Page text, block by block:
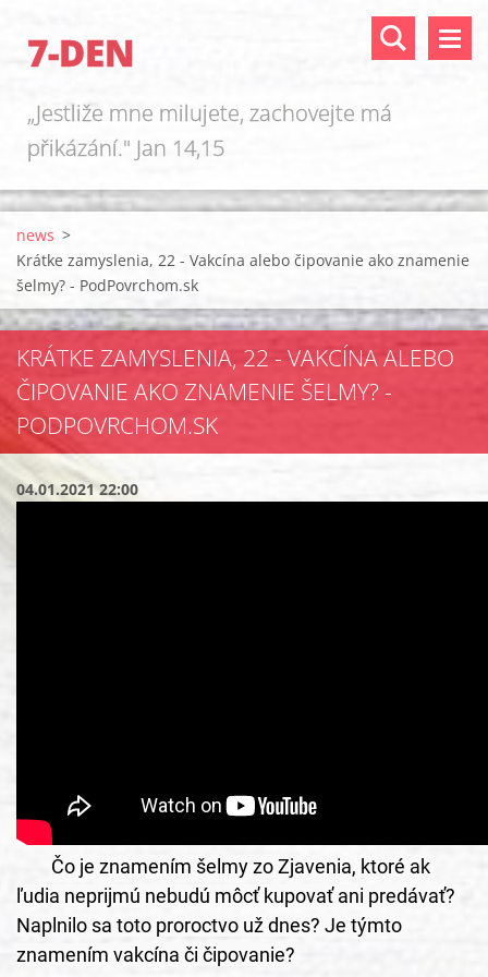
7-DEN
„Jestliže mne milujete, zachovejte má
přikázání." Jan 14,15
news >
Krátke zamyslenia, 22 - Vakcína alebo čipovanie ako znamenie
šelmy? - PodPovrchom.sk
KRÁTKE ZAMYSLENIA, 22 - VAKCÍNA ALEBO
ČIPOVANIE AKO ZNAMENIE ŠELMY? -
PODPOVRCHOM.SK
04.01.2021 22:00
Čo je znamením šelmy zo Zjavenia, ktoré ak
ľudia neprijmú nebudú môcť kupovať ani predávať?
Naplnilo sa toto proroctvo už dnes? Je týmto
znamením vakcína či čipovanie?